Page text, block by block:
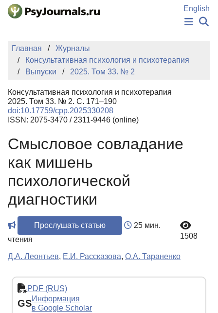
Перейти к основному содержанию
English
НОВОСТИ
АВТОРЫ
КЛЮЧЕВЫЕ СЛОВА
Регистрация
Главная
Журналы
Консультативная психология и психотерапия
Выпуски
2025. Том 33. № 2
Консультативная психология и психотерапия
2025. Том 33. № 2. С. 171–190
doi:10.17759/cpp.2025330208
ISSN: 2075-3470 / 2311-9446 (online)
Смысловое совладание
как мишень
психологической
диагностики
Прослушать статью
25 мин.
чтения
1508
Д.А. Леонтьев, Е.И. Рассказова, О.А. Тараненко
PDF (RUS)
GSИнформация
в Google Scholar